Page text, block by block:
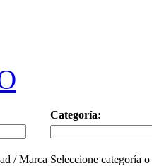
Categoría:
/ Marca Seleccione categoría